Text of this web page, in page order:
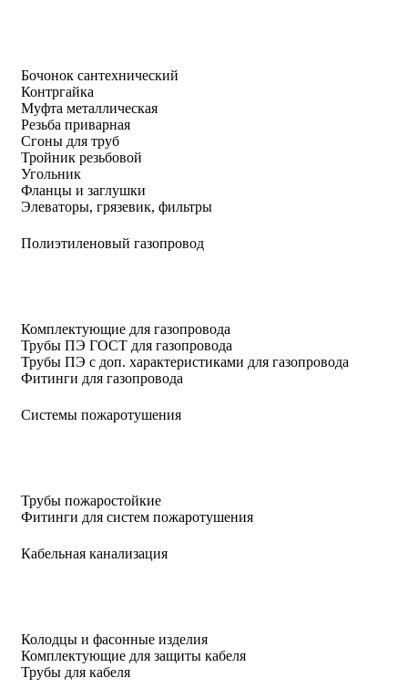
Бочонок сантехнический
Контргайка
Муфта металлическая
Резьба приварная
Сгоны для труб
Тройник резьбовой
Угольник
Фланцы и заглушки
Элеваторы, грязевик, фильтры
Полиэтиленовый газопровод
Комплектующие для газопровода
Трубы ПЭ ГОСТ для газопровода
Трубы ПЭ с доп. характеристиками для газопровода
Фитинги для газопровода
Системы пожаротушения
Трубы пожаростойкие
Фитинги для систем пожаротушения
Кабельная канализация
Колодцы и фасонные изделия
Комплектующие для защиты кабеля
Трубы для кабеля